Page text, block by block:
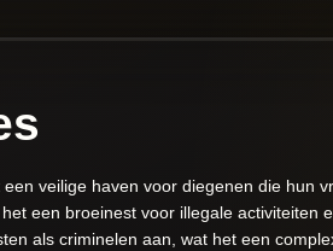
veilige haven voor diegenen die hun
een broeinest voor illegale activiteiten
als criminelen aan, wat het een